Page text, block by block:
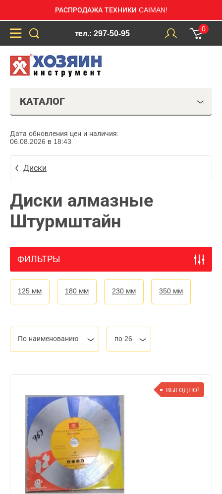
РАСПРОДАЖА ТЕХНИКИ CAIMAN!
тел.: 297-50-95
0
КАТАЛОГ
Дата обновления цен и наличия:
06.08.2026 в 18:43
Диски
Диски алмазные
Штурмштайн
ФИЛЬТРЫ
125 мм 180 мм 230 мм 350 мм
По наименованию по 26
ВЫГОДНО!